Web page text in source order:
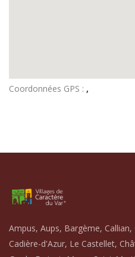
Coordonnées GPS : ,
Ampus, Aups, Bargème,
Cadière-d'Azur, Le Castellet,